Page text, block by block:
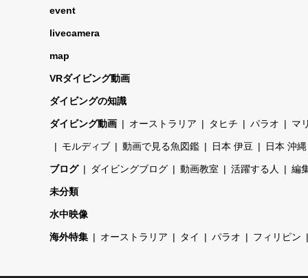
event
livecamera
map
VRダイビング動画
ダイビングの知識
ダイビング動画 オーストラリア タヒチ パラオ マ
モルディブ 動画で見る魚図鑑 日本 伊豆 日本 沖縄
ブログ ダイビングブログ 動画教室 活躍する人 編
未分類
水中映像
海外特集 オーストラリア タイ パラオ フィリピン